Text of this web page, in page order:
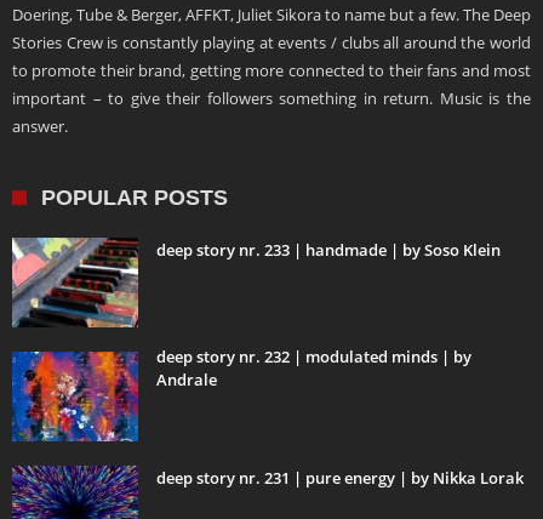
Doering, Tube & Berger, AFFKT, Juliet Sikora to name but a few. The Deep
Stories Crew is constantly playing at events / clubs all around the world
to promote their brand, getting more connected to their fans and most
important – to give their followers something in return. Music is the
answer.
POPULAR POSTS
deep story nr. 233 | handmade | by Soso Klein
deep story nr. 232 | modulated minds | by
Andrale
deep story nr. 231 | pure energy | by Nikka Lorak